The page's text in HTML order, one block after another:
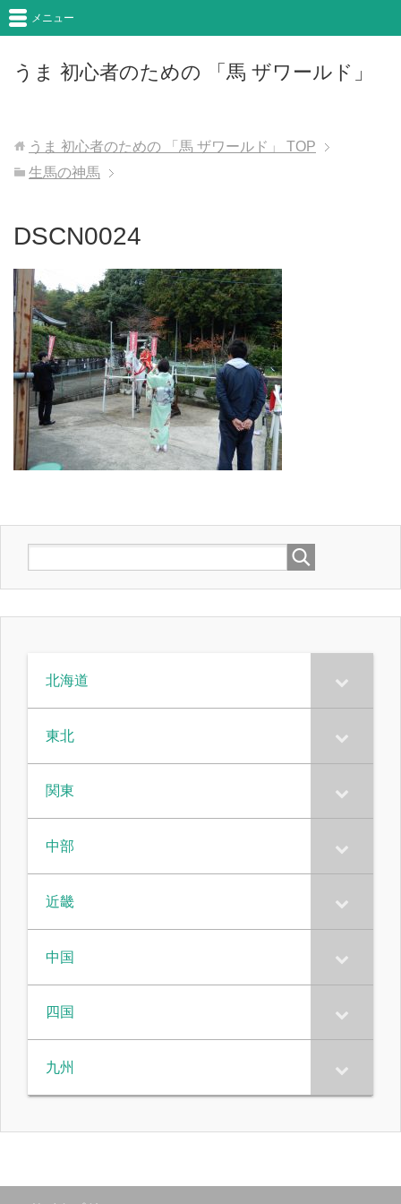
うま 初心者のための 「馬 ザワールド」
メニュー
うま 初心者のための 「馬 ザワールド」
TOP
生馬の神馬
DSCN0024
北海道
東北
関東
中部
近畿
中国
四国
九州